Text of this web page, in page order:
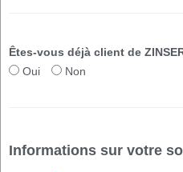
Êtes-vous déjà client de
Oui
Non
Informations sur votre